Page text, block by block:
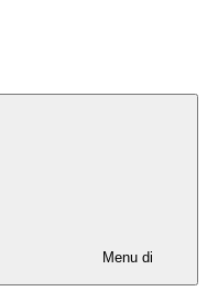
Menu di